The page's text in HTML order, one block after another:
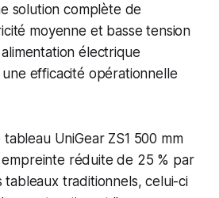
solution complète de
moyenne et basse tension
électrique
efficacité opérationnelle
UniGear ZS1 500 mm
empreinte réduite de 25 % par
traditionnels, celui-ci